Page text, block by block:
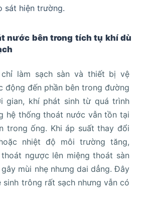
sát hiện trường.
nước bên trong tích tụ khí dù
làm sạch sàn và thiết bị vệ
động đến phần bên trong đường
gian, khí phát sinh từ quá trình
hệ thống thoát nước vẫn tồn tại
trong ống. Khi áp suất thay đổi
nhiệt độ môi trường tăng,
ngược lên miệng thoát sàn
mùi nhẹ nhưng dai dẳng. Đây
sinh trông rất sạch nhưng vẫn có